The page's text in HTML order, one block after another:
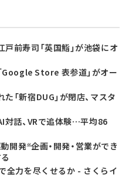
前寿司「英国鮨」が池袋にオ
Google Store 表参道」がオー
「新宿DUG」が閉店、マスタ
話、VRで追体験…平均86
発――“企画・開発・営業ができ
全力を尽くせるか - さくらイ